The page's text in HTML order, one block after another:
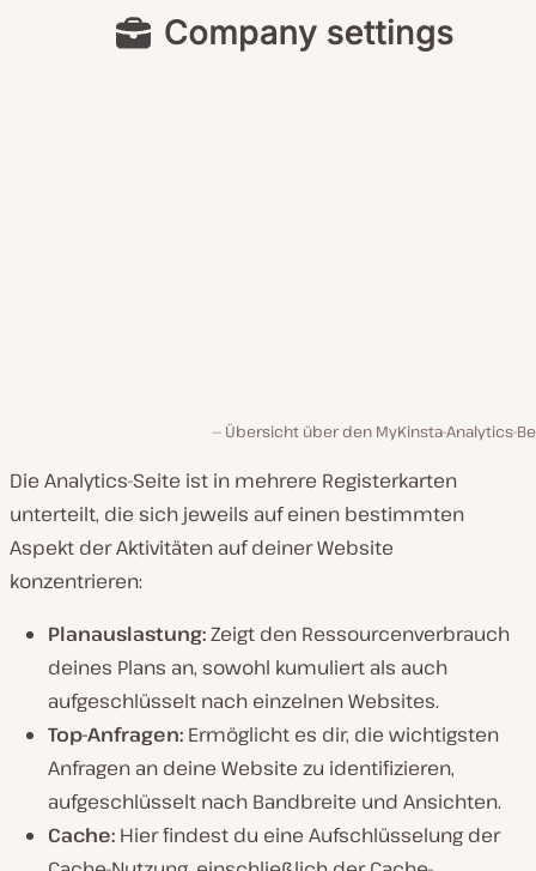
Übersicht über den MyKinsta-Analytics-
Die Analytics-Seite ist in mehrere Registerkarten
unterteilt, die sich jeweils auf einen bestimmten
Aspekt der Aktivitäten auf deiner Website
konzentrieren:
Planauslastung:Zeigt den Ressourcenverbrauch
deines Plans an, sowohl kumuliert als auch
aufgeschlüsselt nach einzelnen Websites.
Top-Anfragen: Ermöglicht es dir, die wichtigsten
Anfragen an deine Website zu identifizieren,
aufgeschlüsselt nach Bandbreite und Ansichten.
Cache: Hier findest du eine Aufschlüsselung der